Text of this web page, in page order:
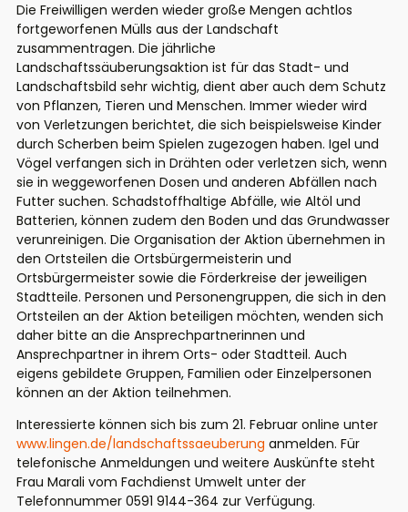
Die Freiwilligen werden wieder große Mengen achtlos
fortgeworfenen Mülls aus der Landschaft
zusammentragen. Die jährliche
Landschaftssäuberungsaktion ist für das Stadt- und
Landschaftsbild sehr wichtig, dient aber auch dem Schutz
von Pflanzen, Tieren und Menschen. Immer wieder wird
von Verletzungen berichtet, die sich beispielsweise Kinder
durch Scherben beim Spielen zugezogen haben. Igel und
Vögel verfangen sich in Drähten oder verletzen sich, wenn
sie in weggeworfenen Dosen und anderen Abfällen nach
Futter suchen. Schadstoffhaltige Abfälle, wie Altöl und
Batterien, können zudem den Boden und das Grundwasser
verunreinigen. Die Organisation der Aktion übernehmen in
den Ortsteilen die Ortsbürgermeisterin und
Ortsbürgermeister sowie die Förderkreise der jeweiligen
Stadtteile. Personen und Personengruppen, die sich in den
Ortsteilen an der Aktion beteiligen möchten, wenden sich
daher bitte an die Ansprechpartnerinnen und
Ansprechpartner in ihrem Orts- oder Stadtteil. Auch
eigens gebildete Gruppen, Familien oder Einzelpersonen
können an der Aktion teilnehmen.
Interessierte können sich bis zum 21. Februar online unter
www.lingen.de/landschaftssaeuberung anmelden. Für
telefonische Anmeldungen und weitere Auskünfte steht
Frau Marali vom Fachdienst Umwelt unter der
Telefonnummer 0591 9144-364 zur Verfügung.